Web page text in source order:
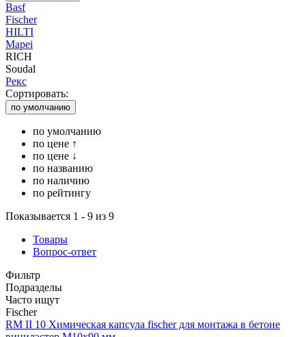
Basf
Fischer
HILTI
Mapei
RICH
Soudal
Рекс
Сортировать:
по умолчанию
по умолчанию
по цене ↑
по цене ↓
по названию
по наличию
по рейтингу
Показывается 1 - 9 из 9
Товары
Вопрос-ответ
Фильтр
Подразделы
Часто ищут
Fischer
RM II 10 Химическая капсула fischer для монтажа в бетоне